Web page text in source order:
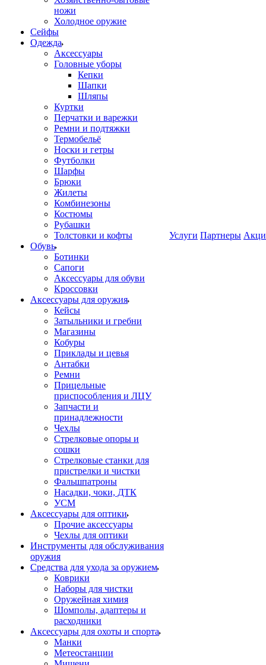
ножи
Холодное оружие
Сейфы
Одежда
Аксессуары
Головные уборы
Кепки
Шапки
Шляпы
Куртки
Перчатки и варежки
Ремни и подтяжки
Термобельё
Носки и гетры
Футболки
Шарфы
Брюки
Жилеты
Комбинезоны
Костюмы
Рубашки
Толстовки и кофты
Обувь
Ботинки
Сапоги
Аксессуары для обуви
Кроссовки
Аксессуары для оружия
Кейсы
Затыльники и гребни
Магазины
Кобуры
Приклады и цевья
Антабки
Ремни
Прицельные
приспособления и ЛЦУ
Запчасти и
принадлежности
Чехлы
Стрелковые опоры и
сошки
Стрелковые станки для
пристрелки и чистки
Фальшпатроны
Насадки, чоки, ДТК
УСМ
Аксессуары для оптики
Прочие аксессуары
Чехлы для оптики
Инструменты для обслуживания
оружия
Средства для ухода за оружием
Коврики
Наборы для чистки
Оружейная химия
Шомполы, адаптеры и
расходники
Аксессуары для охоты и спорта
Манки
Метеостанции
Услуги Партнеры